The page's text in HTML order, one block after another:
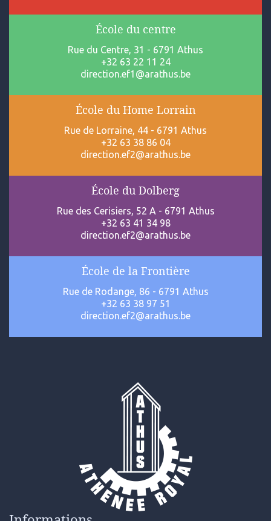
École du centre
Rue du Centre, 31 - 6791 Athus
+32 63 22 11 24
direction.ef1@arathus.be
École du Home Lorrain
Rue de Lorraine, 44 - 6791 Athus
+32 63 38 86 04
direction.ef2@arathus.be
École du Dolberg
Rue des Cerisiers, 52 A - 6791 Athus
+32 63 41 34 98
direction.ef2@arathus.be
École de la Frontière
Rue de Rodange, 86 - 6791 Athus
+32 63 38 97 51
direction.ef2@arathus.be